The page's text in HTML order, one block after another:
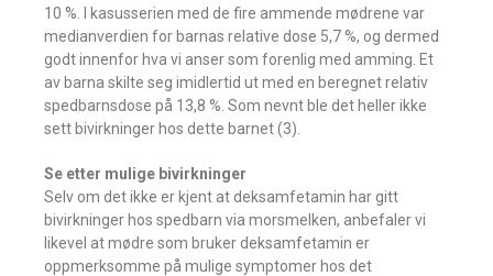
10 %. I kasusserien med de fire ammende mødrene var
medianverdien for barnas relative dose 5,7 %, og dermed
godt innenfor hva vi anser som forenlig med amming. Et
av barna skilte seg imidlertid ut med en beregnet relativ
spedbarnsdose på 13,8 %. Som nevnt ble det heller ikke
sett bivirkninger hos dette barnet (3).
Se etter mulige bivirkninger
Selv om det ikke er kjent at deksamfetamin har gitt
bivirkninger hos spedbarn via morsmelken, anbefaler vi
likevel at mødre som bruker deksamfetamin er
oppmerksomme på mulige symptomer hos det